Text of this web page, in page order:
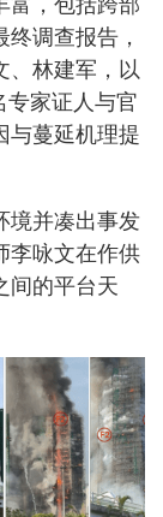
富，包括跨部
调查报告，
、林建军，以
专家证人与官
与蔓延机理提
境并凑出事发
李咏文在作供
间的平台天